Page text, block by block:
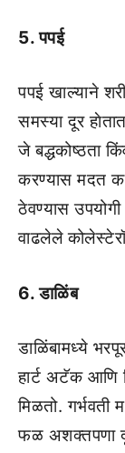
5. पपई
पपई खाल्याने
समस्या दूर
जे बद्धकोष्ठता
करण्यास मदत
ठेवण्यास
वाढलेले
6. डाळिंब
डाळिंबामध्ये
हार्ट अटॅक आणि
मिळतो. गर्भवती
फळ अशक्तपणा